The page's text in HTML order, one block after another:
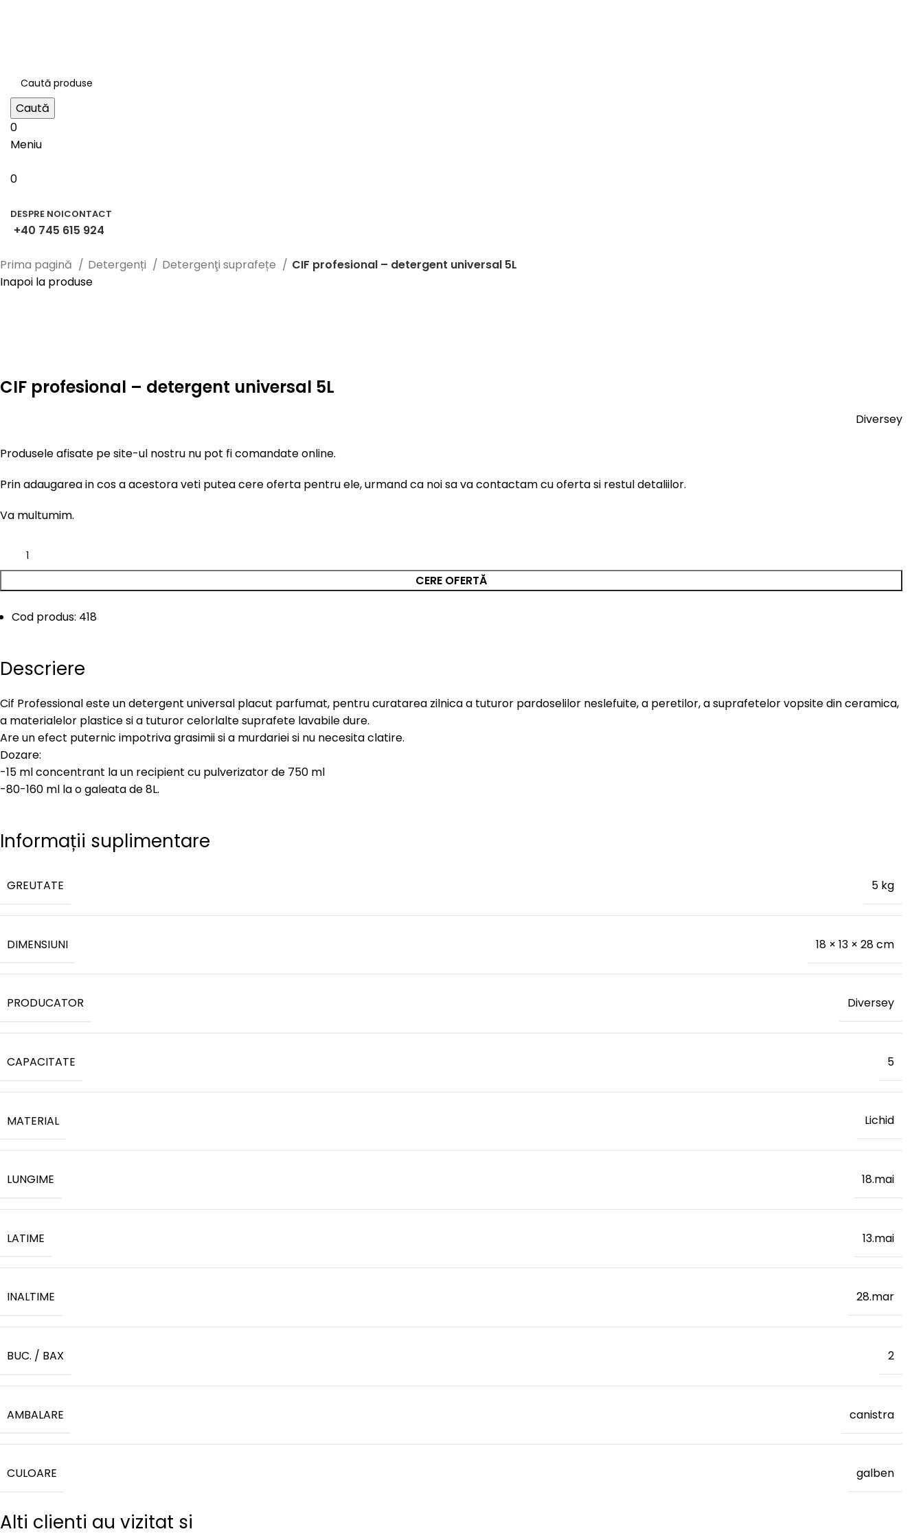
Caută
0
Meniu
0
DESPRE NOICONTACT
+40 745 615 924
Prima pagină Detergenți Detergenţi suprafețe
CIF profesional – detergent universal 5L
Inapoi la produse
CIF profesional – detergent universal 5L
Diversey
Produsele afisate pe site-ul nostru nu pot fi comandate online.
Prin adaugarea in cos a acestora veti putea cere oferta pentru ele, urmand ca noi sa va contactam cu oferta si restul detaliilor.
Va multumim.
CERE OFERTĂ
Cod produs: 418
Descriere
Cif Professional este un detergent universal placut parfumat, pentru curatarea zilnica a tuturor pardoselilor neslefuite, a peretilor, a suprafetelor vopsite din ceramica,
a materialelor plastice si a tuturor celorlalte suprafete lavabile dure.
Are un efect puternic impotriva grasimii si a murdariei si nu necesita clatire.
Dozare:
-15 ml concentrant la un recipient cu pulverizator de 750 ml
-80-160 ml la o galeata de 8L.
Informații suplimentare
GREUTATE 5 kg
DIMENSIUNI 18 × 13 × 28 cm
PRODUCATOR Diversey
CAPACITATE 5
MATERIAL Lichid
LUNGIME 18.mai
LATIME 13.mai
INALTIME 28.mar
BUC. / BAX 2
AMBALARE canistra
CULOARE galben
Alti clienti au vizitat si